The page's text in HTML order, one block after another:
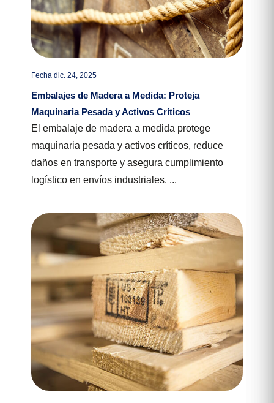
Fecha dic. 24, 2025
Embalajes de Madera a Medida: Proteja
Maquinaria Pesada y Activos Críticos
El embalaje de madera a medida protege
maquinaria pesada y activos críticos, reduce
daños en transporte y asegura cumplimiento
logístico en envíos industriales. ...